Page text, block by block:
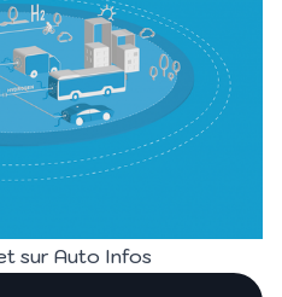
sur Auto Infos